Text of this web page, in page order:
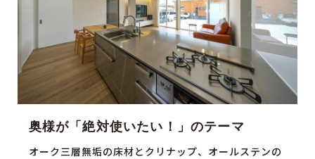
奥様が「絶対使いたい！」のテーマ
オーク三層無垢の床材とクリナップ、オールステンの